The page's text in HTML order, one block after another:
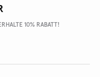
10% RABATT!